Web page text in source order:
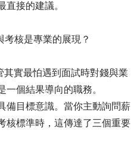
直接的建議。
考核是專業的展現？
實最怕遇到面試時對錢與業
個結果導向的職務。
備目標意識。當你主動詢問薪
核標準時，這傳達了三個重要